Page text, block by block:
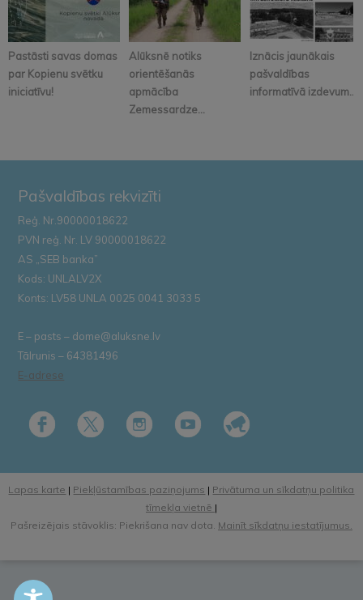
Pastāsti savas domas
par Kopienu svētku
iniciatīvu!
Alūksnē notiks
orientēšanās
apmācība
Zemessardze...
Iznācis jaunākais
pašvaldības
informatīvā izdevum...
Pašvaldības rekvizīti
Reģ. Nr.90000018622
PVN reģ. Nr. LV 90000018622
AS „SEB banka”
Kods: UNLALV2X
Konts: LV58 UNLA 0025 0041 3033 5
E – pasts – dome@aluksne.lv
Tālrunis – 64381496
E-adrese
Lapas karte | Piekļūstamības paziņojums | Privātuma un sīkdatņu politika
tīmekļa vietnē |
Pašreizējais stāvoklis: Piekrišana nav dota. Mainīt sīkdatņu iestatījumus.